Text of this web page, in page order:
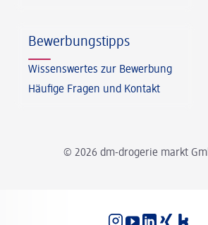
© 2026 dm-drogerie markt
Bewerbungstipps
Wissenswertes zur Bewerbung
Häufige Fragen und Kontakt